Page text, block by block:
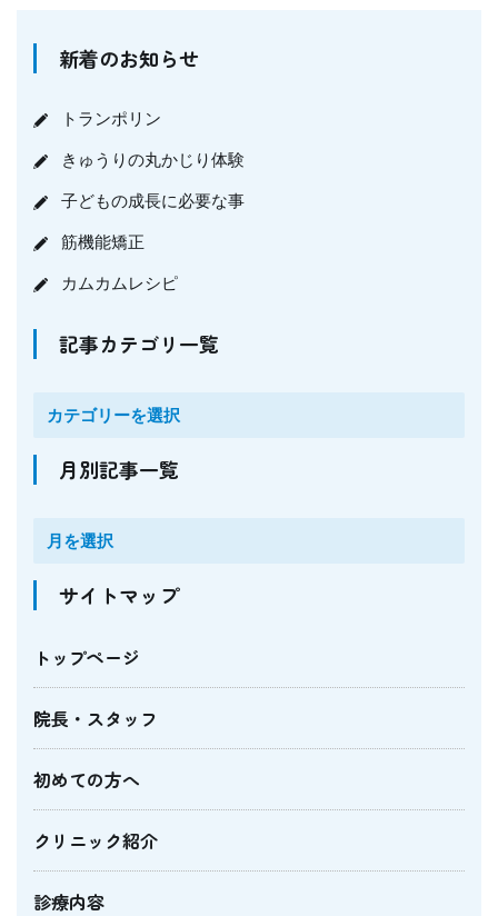
新着のお知らせ
トランポリン
きゅうりの丸かじり体験
子どもの成長に必要な事
筋機能矯正
カムカムレシピ
記事カテゴリ一覧
月別記事一覧
サイトマップ
トップページ
院長・スタッフ
初めての方へ
クリニック紹介
診療内容